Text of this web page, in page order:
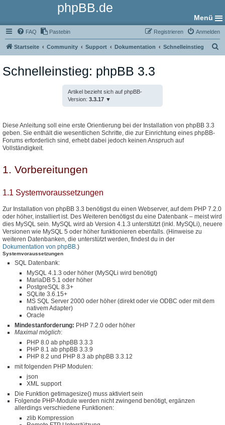
phpBB.de
Menü
FAQ Pastebin Anmelden
Registrieren
Startseite Community Support Dokumentation Schnelleinstieg
Schnelleinstieg: phpBB 3.3
Artikel bezieht sich auf phpBB-
Version: 3.3.17
Diese Anleitung soll eine erste Orientierung bei der Installation von phpBB 3.3
geben. Sie enthält die wesentlichen Schritte, die zur Einrichtung eines phpBB-
Forums erforderlich sind, erhebt dabei jedoch keinen Anspruch auf
Vollständigkeit.
1. Vorbereitungen
1.1 Systemvoraussetzungen
Zur Installation von phpBB 3.3 benötigst du einen Webserver, auf dem PHP 7.2.0
oder höher, installiert ist. Des Weiteren benötigst du eine Datenbank – meist wird
dies MySQL sein. MySQL wird ab Version 4.1.3 unterstützt (inkl. MySQLi), neuere
Versionen wie MySQL 5 oder höher funktionieren ebenfalls. (Hinweise zu
weiteren Datenbanken, die unterstützt werden, findest du in der
Dokumentation von phpBB.)
Systemvoraussetzungen
SQL Datenbank:
MySQL 4.1.3 oder höher (MySQLi wird benötigt)
MariaDB 5.1 oder höher
PostgreSQL 8.3+
SQLite 3.6.15+
MS SQL Server 2000 oder höher (direkt oder vie ODBC oder mit dem
nativem Adapter)
Oracle
Mindestanforderung: PHP 7.2.0 oder höher
Maximal möglich:
PHP 8.0 ab phpBB 3.3.3
PHP 8.1 ab phpBB 3.3.9
PHP 8.2 und PHP 8.3 ab phpBB 3.3.12
mit folgenden PHP Modulen:
json
XML support
Die Funktion getimagesize() muss aktiviert sein
Folgende PHP-Module werden nicht zwingend benötigt, ergänzen
allerdings verschiedene Funktionen:
zlib Kompression